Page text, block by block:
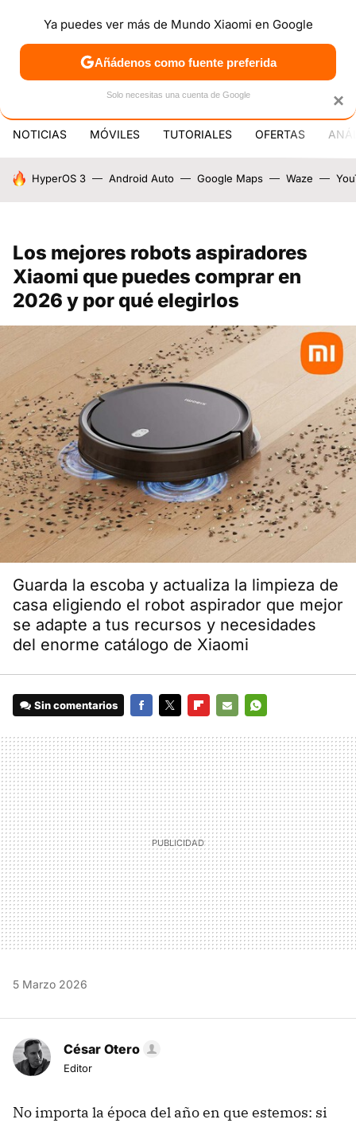
PATROCINA
MENÚ NUEVO
NOTICIAS MÓVILES TUTORIALES OFERTAS
HOY SE HABLA DE
HyperOS 3 Android Auto Google Maps Waze
Los mejores robots aspiradores
Xiaomi que puedes comprar en
2026 y por qué elegirlos
Guarda la escoba y actualiza la limpieza de
casa eligiendo el robot aspirador que mejor
se adapte a tus recursos y necesidades
del enorme catálogo de Xiaomi
Sin comentarios
MAIL
5 Marzo 2026
César Otero
Editor
No importa la época del año en que estemos: si
×
Ya puedes ver más de Mundo Xiaomi en Google
Añádenos como fuente preferida
Solo necesitas una cuenta de Google